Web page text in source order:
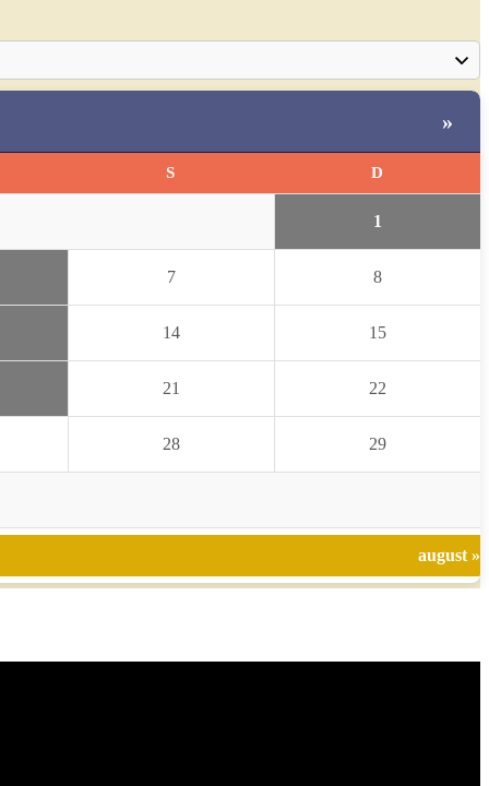
»
S D
1
7 8
14 15
21 22
28 29
august »